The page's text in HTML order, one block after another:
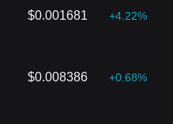
$0.001681 +4.22%
$0.008386 +0.68%